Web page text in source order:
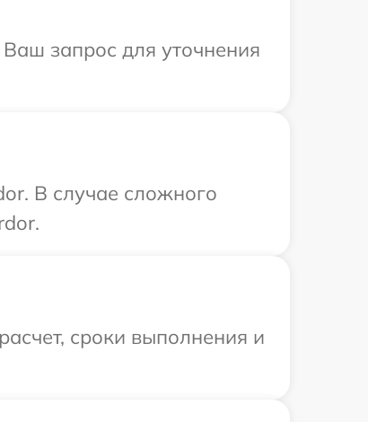
запрос для уточнения
В случае сложного
сроки выполнения и